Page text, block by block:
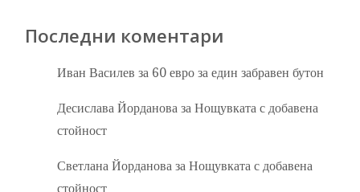
Последни коментари
Иван Василев за 60 евро за един забравен бутон
Десислава Йорданова заНощувката с добавена
стойност
Светлана Йорданова заНощувката с добавена
стойност